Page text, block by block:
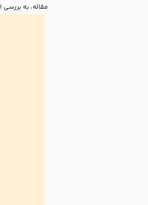
مقاله، به